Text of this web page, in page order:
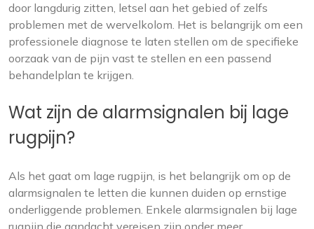
door langdurig zitten, letsel aan het gebied of zelfs
problemen met de wervelkolom. Het is belangrijk om een
professionele diagnose te laten stellen om de specifieke
oorzaak van de pijn vast te stellen en een passend
behandelplan te krijgen.
Wat zijn de alarmsignalen bij lage
rugpijn?
Als het gaat om lage rugpijn, is het belangrijk om op de
alarmsignalen te letten die kunnen duiden op ernstige
onderliggende problemen. Enkele alarmsignalen bij lage
rugpijn die aandacht vereisen zijn onder meer